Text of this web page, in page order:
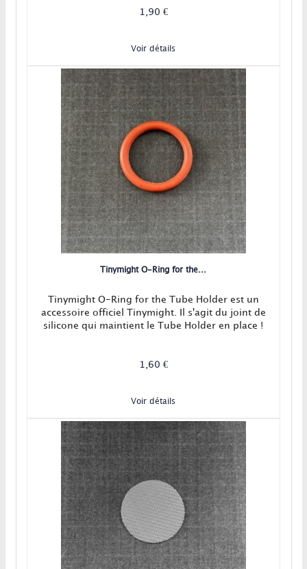
1,90 €
Voir détails
Tinymight O-Ring for the...
Tinymight O-Ring for the Tube Holder est un
accessoire officiel Tinymight. Il s'agit du joint de
silicone qui maintient le Tube Holder en place !
1,60 €
Voir détails